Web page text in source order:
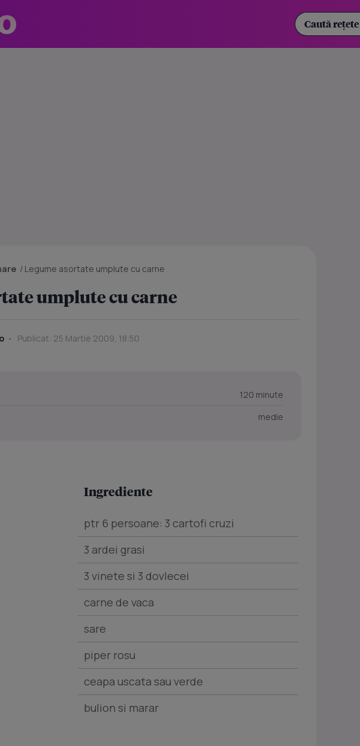
/ Legume asortate umplute cu carne
umplute cu carne
Publicat: 25 Martie 2009, 18:50
120 minute
medie
Ingrediente
ptr 6 persoane: 3 cartofi cruzi
3 ardei grasi
3 vinete si 3 dovlecei
carne de vaca
sare
piper rosu
ceapa uscata sau verde
bulion si marar